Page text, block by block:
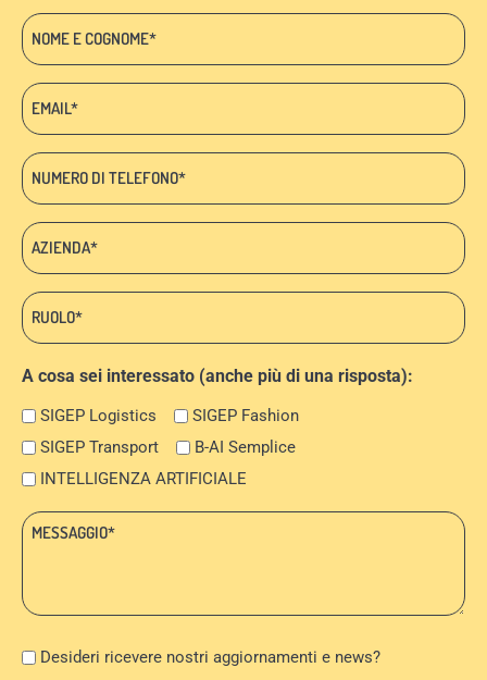
Nome
e
cognome
Email:
*
Telefono
*
Azienda:
*
Ruolo:
*
A cosa sei interessato (anche più di una risposta):
SIGEP Logistics
SIGEP Fashion
SIGEP Transport
B-AI Semplice
INTELLIGENZA ARTIFICIALE
Messaggio:
Newsletter
Desideri ricevere nostri aggiornamenti e news?